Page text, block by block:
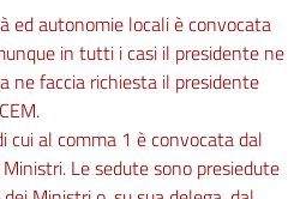
ed autonomie locali è convocata
in tutti i casi il presidente ne
ne faccia richiesta il presidente
cui al comma 1 è convocata dal
Le sedute sono presiedute